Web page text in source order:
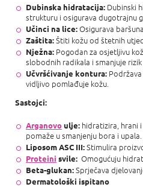
Dubinska hidratacija: Dubinski
strukturu i osigurava dugotrajnu
Učinci na lice:Osigurava
Zaštita:Štiti kožu od štetnih
Nježna: Pogodan za osjetljivu
slobodnih radikala i smanjuje
Učvršćivanje kontura:
vidljivo pomlađuje kožu.
Sastojci:
Arganovoulje: hidratizira, hrani
pomaže u smanjenju bora i upala.
Liposom ASC III:Stimulira
Proteini svile: Omogućuju
Beta-glukan:Sprječava
Dermatološki ispitano